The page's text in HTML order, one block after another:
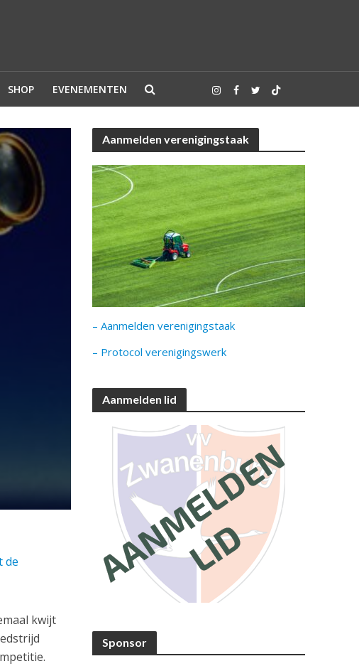
SHOP EVENEMENTEN
de
kwijt
Aanmelden verenigingstaak
– Aanmelden verenigingstaak
– Protocol verenigingswerk
Aanmelden lid
Sponsor